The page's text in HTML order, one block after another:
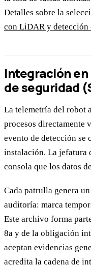
Detalles sobre la
con LiDAR y detección
Integración
de seguridad
La telemetría del robot
procesos directamente
evento de detección se
instalación. La jefatura
consola que los datos
Cada patrulla genera
auditoría: marca
Este archivo forma
8a y de la obligación
aceptan evidencias
acredita la cadena de